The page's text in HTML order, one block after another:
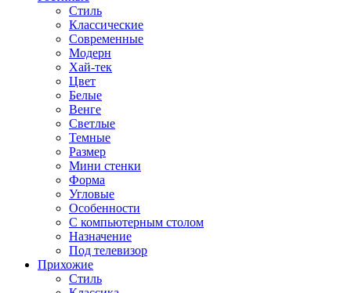
Стиль
Классические
Современные
Модерн
Хай-тек
Цвет
Белые
Венге
Светлые
Темные
Размер
Мини стенки
Форма
Угловые
Особенности
С компьютерным столом
Назначение
Под телевизор
Прихожие
Стиль